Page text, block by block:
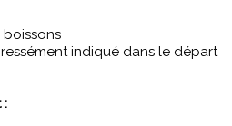
indiqué dans le départ
: